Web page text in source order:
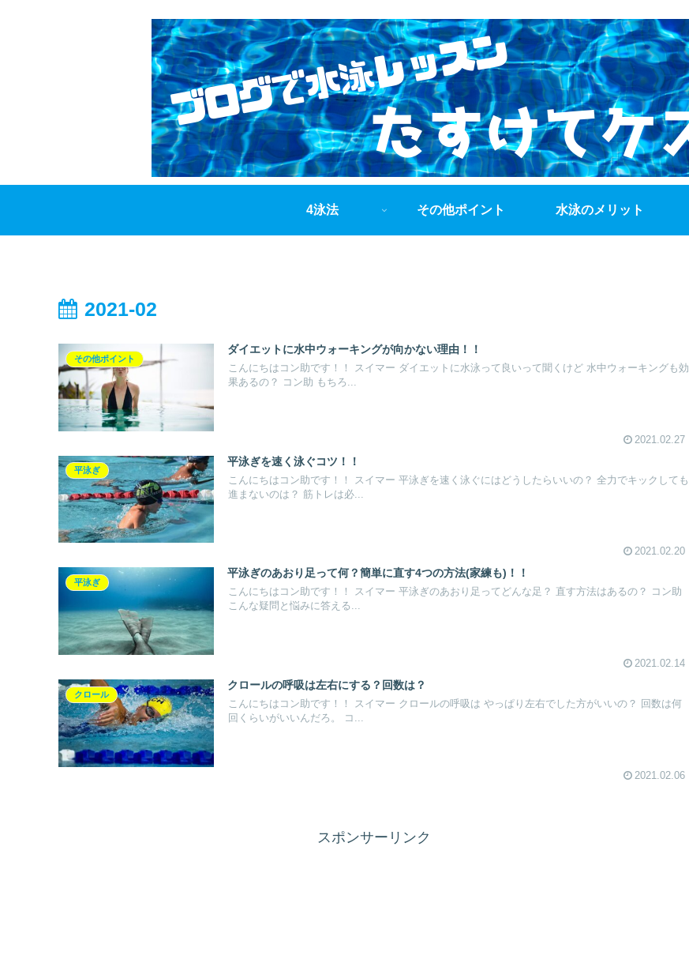
4泳法 その他ポイント 水泳のメリット
2021-02
その他ポイント
ダイエットに水中ウォーキングが向かない理由！！
こんにちはコン助です！！ スイマー ダイエットに水泳って良いって聞くけど 水中ウォーキングも効
果あるの？ コン助 もちろ...
2021.02.27
平泳ぎ
平泳ぎを速く泳ぐコツ！！
こんにちはコン助です！！ スイマー 平泳ぎを速く泳ぐにはどうしたらいいの？ 全力でキックしても
進まないのは？ 筋トレは必...
2021.02.20
平泳ぎ
平泳ぎのあおり足って何？簡単に直す4つの方法(家練も)！！
こんにちはコン助です！！ スイマー 平泳ぎのあおり足ってどんな足？ 直す方法はあるの？ コン助
こんな疑問と悩みに答える...
2021.02.14
クロール
クロールの呼吸は左右にする？回数は？
こんにちはコン助です！！ スイマー クロールの呼吸は やっぱり左右でした方がいいの？ 回数は何
回くらいがいいんだろ。 コ...
2021.02.06
スポンサーリンク